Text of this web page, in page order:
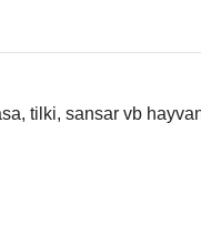
tilki, sansar vb